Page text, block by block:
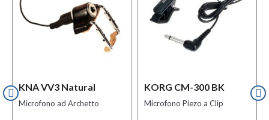
KNA VV3 Natural
Microfono ad Archetto
KORG CM-300 BK
Microfono Piezo a Clip